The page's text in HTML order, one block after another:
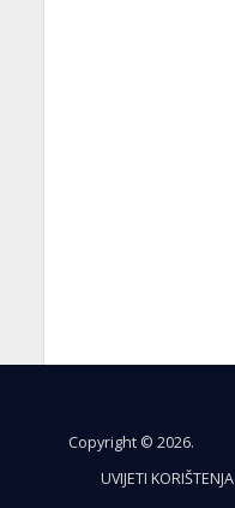
Copyright © 2026.
UVIJETI KORIŠTENJA